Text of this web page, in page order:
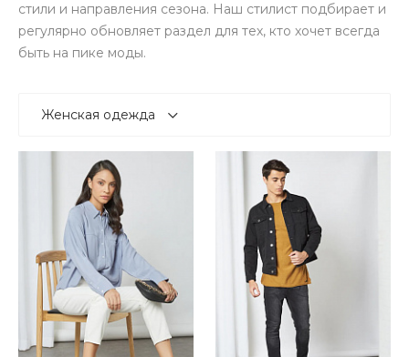
стили и направления сезона. Наш стилист подбирает и
регулярно обновляет раздел для тех, кто хочет всегда
быть на пике моды.
Женская одежда
Женская одежда
Мужская одежда